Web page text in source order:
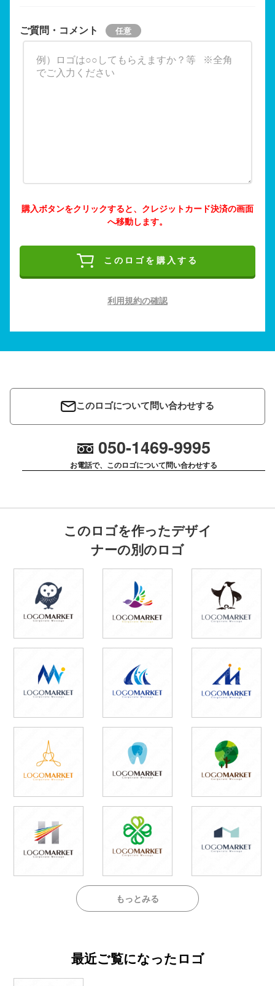
ご質問・コメント
購入ボタンをクリックすると、クレジットカード決済の画面
へ移動します。
このロゴを購入する
利用規約の確認
このロゴについて問い合わせする
050-1469-9995
お電話で、このロゴについて問い合わせする
このロゴを作ったデザイ
ナーの別のロゴ
もっとみる
最近ご覧になったロゴ